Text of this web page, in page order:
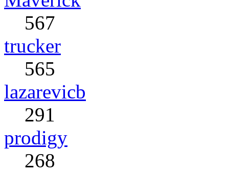
567
trucker
565
lazarevicb
291
prodigy
268